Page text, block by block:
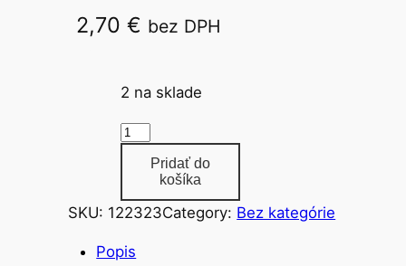
2,70€ bez DPH
2 na sklade
m
ž
s
t
Pridať do
košíka
SKU: 122323Category: Bez kategórie
Popis